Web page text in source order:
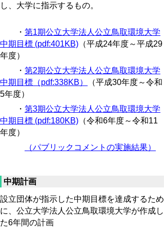
し、大学に指示するもの。
・ 第1期公立大学法人公立鳥取環境大学
中期目標 (pdf:401KB) （平成24年度～平成29
年度）
・ 第2期公立大学法人公立鳥取環境大学
中期目標 （pdf:338KB）
（平成30年度～令和
5年度）
・ 第3期公立大学法人公立鳥取環境大学
中期目標 (pdf:180KB) （令和6年度～令和11
年度）
（パブリックコメントの実施結果）
中期計画
設立団体が指示した中期目標を達成するため
に、公立大学法人公立鳥取環境大学が作成し
た6年間の計画